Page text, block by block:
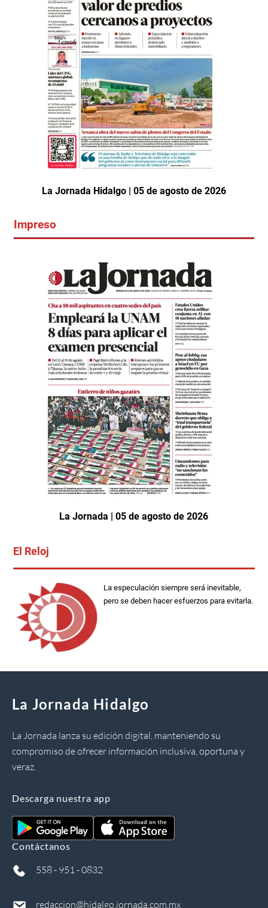
La Jornada Hidalgo | 05 de agosto de 2026
Impreso
La Jornada | 05 de agosto de 2026
El Reloj
La especulación siempre será inevitable,
pero se deben hacer esfuerzos para evitarla.
La Jornada Hidalgo
La Jornada lanza su edición digital, manteniendo su
compromiso de ofrecer información inclusiva, oportuna y
veraz.
Descarga nuestra app
Contáctanos
558 - 951 - 0832
redaccion@hidalgo.jornada.com.mx